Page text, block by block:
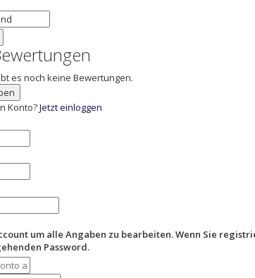
es noch keine Bewertungen.
Konto?Jetzt einloggen
um alle Angaben zu bearbeiten. Wenn Sie
Password.